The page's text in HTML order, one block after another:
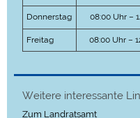
Donnerstag 08:00 Uhr –
Freitag 08:00 Uhr –
Weitere interessante
Zum Landratsamt